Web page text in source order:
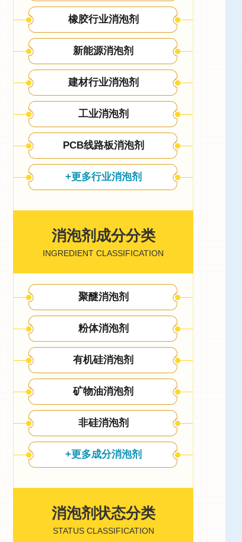
橡胶行业消泡剂
新能源消泡剂
建材行业消泡剂
工业消泡剂
PCB线路板消泡剂
+更多行业消泡剂
消泡剂成分分类
INGREDIENT CLASSIFICATION
聚醚消泡剂
粉体消泡剂
有机硅消泡剂
矿物油消泡剂
非硅消泡剂
+更多成分消泡剂
消泡剂状态分类
STATUS CLASSIFICATION